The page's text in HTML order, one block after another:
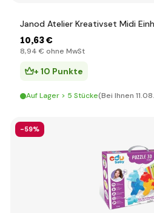
Janod Atelier Kreativset Midi
10,63 €
8,94 € ohne MwSt
+ 10 Punkte
Auf Lager > 5 Stücke(Bei Ihnen
-59%